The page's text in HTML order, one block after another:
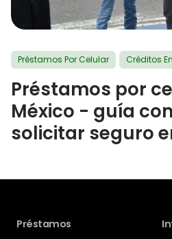
Préstamos Por Celular Créditos
Préstamos por
México - guía
solicitar seguro
Préstamos